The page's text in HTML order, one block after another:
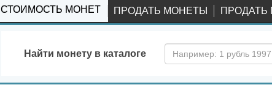
СТОИМОСТЬ МОНЕТ ПРОДАТЬ МОНЕТЫ ПРОДАТЬ
Найти монету в каталоге